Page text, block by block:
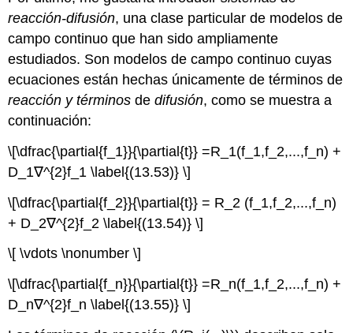
reacción-difusión, una clase particular de modelos de
campo continuo que han sido ampliamente
estudiados. Son modelos de campo continuo cuyas
ecuaciones están hechas únicamente de términos de
reacción y términos dedifusión, como se muestra a
continuación:
\[\dfrac{\partial{f_1}}{\partial{t}} =R_1(f_1,f_2,...,f_n) +
D_1∇^{2}f_1 \label{(13.53)} \]
\[\dfrac{\partial{f_2}}{\partial{t}} = R_2 (f_1,f_2,...,f_n)
+ D_2∇^{2}f_2 \label{(13.54)} \]
\[ \vdots \nonumber \]
\[\dfrac{\partial{f_n}}{\partial{t}} =R_n(f_1,f_2,...,f_n) +
D_n∇^{2}f_n \label{(13.55)} \]